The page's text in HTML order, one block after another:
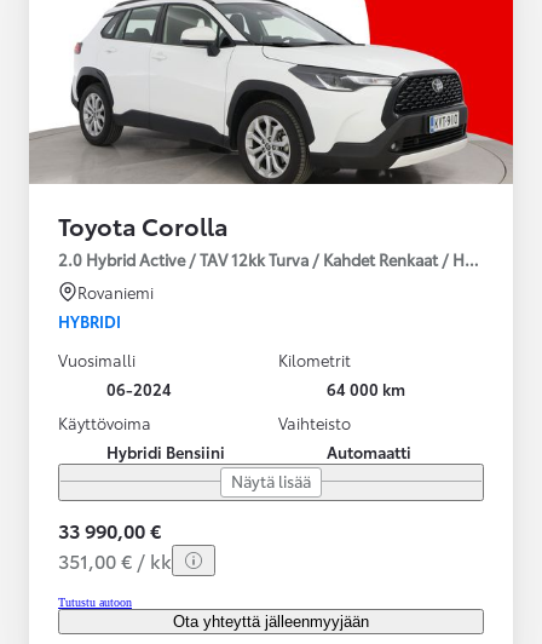
Toyota Corolla
2.0 Hybrid Active / TAV 12kk Turva / Kahdet Renkaat /
Rovaniemi
HYBRIDI
Vuosimalli
06-2024
Kilometrit
64 000 km
Käyttövoima
Hybridi Bensiini
Vaihteisto
Automaatti
Näytä lisää
33 990,00 €
351,00 € / kk
Tutustu autoon
Ota yhteyttä jälleenmyyjään